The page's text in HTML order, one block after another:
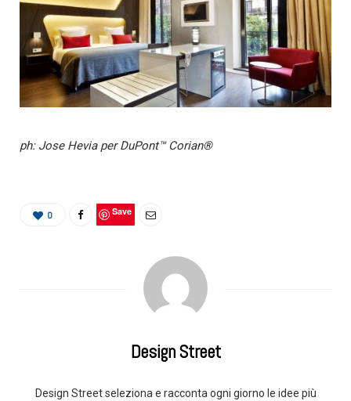
ph: Jose Hevia per DuPont™ Corian®
0 Save
Design Street
Design Street seleziona e racconta ogni giorno le idee più